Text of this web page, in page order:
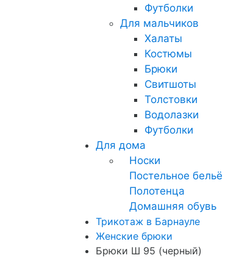
Футболки
Для мальчиков
Халаты
Костюмы
Брюки
Свитшоты
Толстовки
Водолазки
Футболки
Для дома
Носки
Постельное бельё
Полотенца
Домашняя обувь
Трикотаж в Барнауле
Женские брюки
Брюки Ш 95 (черный)